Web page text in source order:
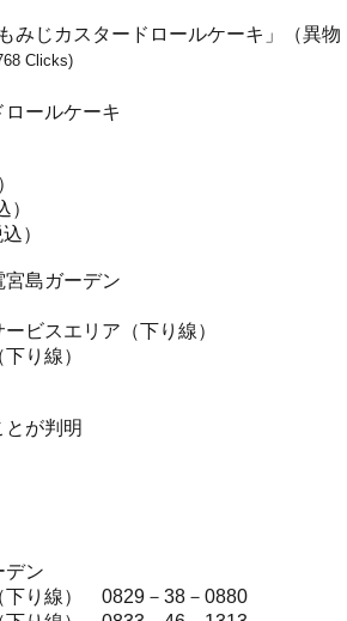
みじカスタードロールケーキ」（異物
Clicks)
ールケーキ
）
島ガーデン
ビスエリア（下り線）
り線）
が判明
デン
下り線） 0829－38－0880